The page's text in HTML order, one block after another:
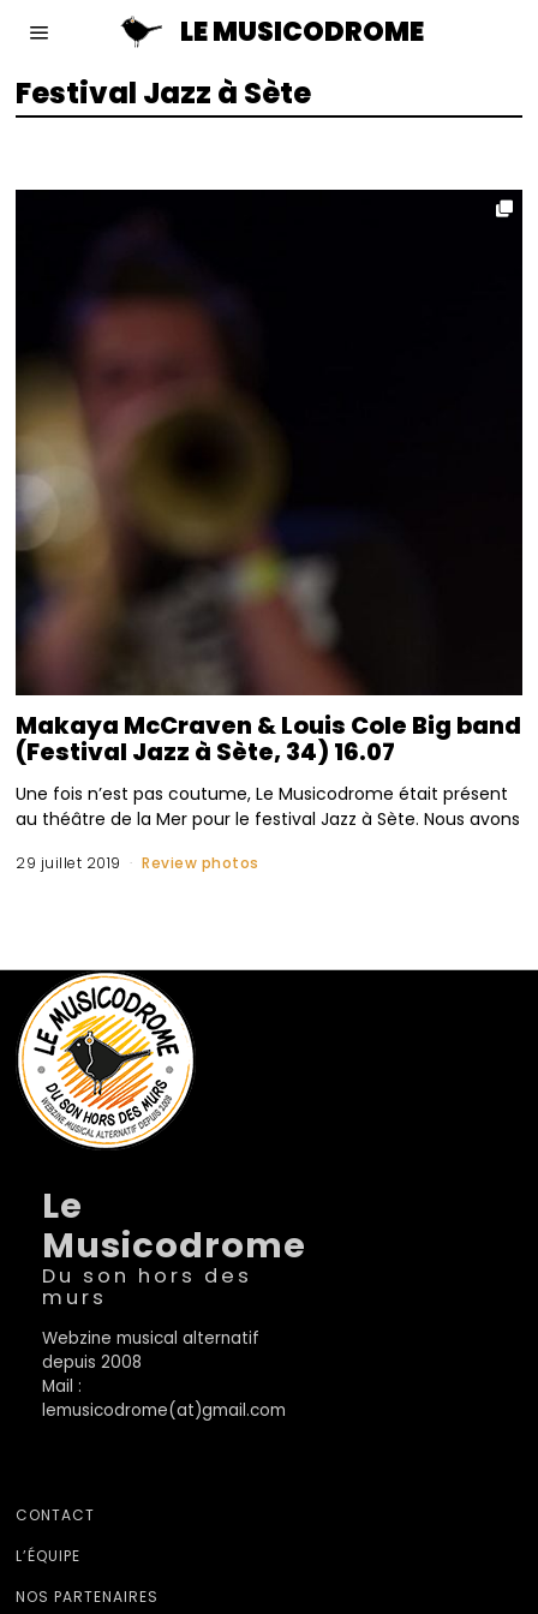
LE MUSICODROME
Festival Jazz à Sète
Makaya McCraven & Louis Cole Big band
(Festival Jazz à Sète, 34) 16.07
Une fois n’est pas coutume, Le Musicodrome était présent
au théâtre de la Mer pour le festival Jazz à Sète. Nous avons
29 juillet 2019 Review photos
Le
Musicodrome
Du son hors des
murs
Webzine musical alternatif
depuis 2008
Mail :
lemusicodrome(at)gmail.com
CONTACT
L’ÉQUIPE
NOS PARTENAIRES